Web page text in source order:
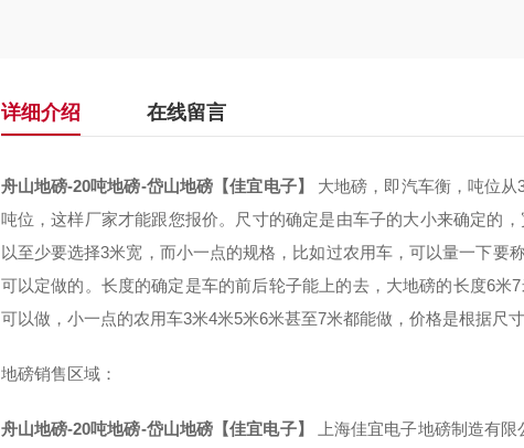
详细介绍 在线留言
舟山地磅-20吨地磅-岱山地磅【佳宜电子】 大地磅，即汽车衡，吨位
吨位，这样厂家才能跟您报价。尺寸的确定是由车子的大小来确定的
以至少要选择3米宽，而小一点的规格，比如过农用车，可以量一下要
可以定做的。长度的确定是车的前后轮子能上的去，大地磅的长度6米
可以做，小一点的农用车3米4米5米6米甚至7米都能做，价格是根据尺
地磅销售区域：
舟山地磅-20吨地磅-岱山地磅【佳宜电子】
上海佳宜电子地磅制造有